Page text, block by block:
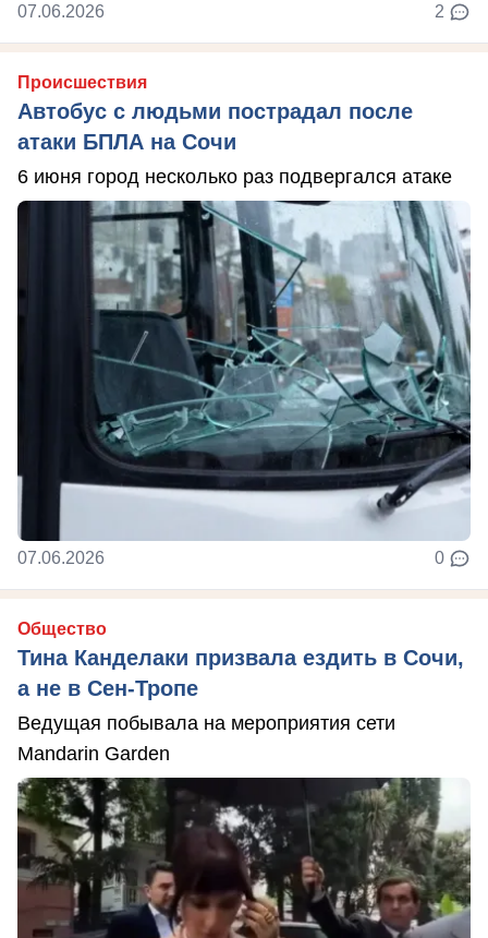
07.06.2026 2
Происшествия
Автобус с людьми пострадал после
атаки БПЛА на Сочи
6 июня город несколько раз подвергался атаке
07.06.2026 0
Общество
Тина Канделаки призвала ездить в Сочи,
а не в Сен-Тропе
Ведущая побывала на мероприятия сети
Mandarin Garden